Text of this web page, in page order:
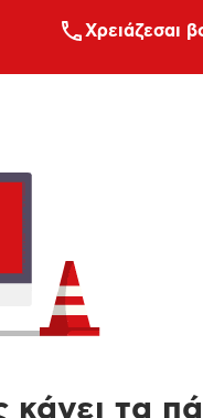
Xρειάζεσαι
τα